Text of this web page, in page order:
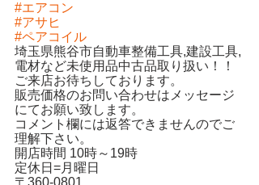
#エアコン
#アサヒ
#ペアコイル
埼玉県熊谷市自動車整備工具,建設工具,
電材など未使用品中古品取り扱い！！
ご来店お待ちしております。
販売価格のお問い合わせはメッセージ
にてお願い致します。
コメント欄には返答できませんのでご
理解下さい。
開店時間 10時～19時
定休日=月曜日
〒360-0801